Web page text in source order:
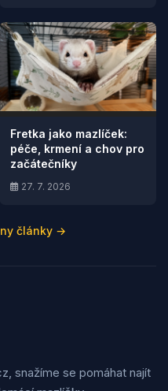
Fretka jako mazlíček:
péče, krmení a chov pro
začátečníky
27. 7. 2026
články →
snažíme se pomáhat najít